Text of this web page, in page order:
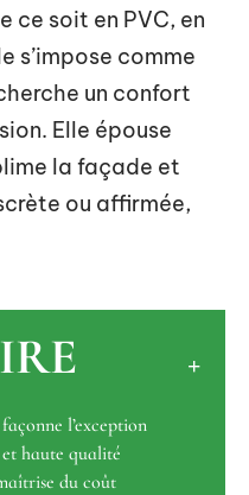
ce soit en PVC, en
s’impose comme
un confort
Elle épouse
la façade et
ou affirmée,
l’exception
haute qualité
du coût